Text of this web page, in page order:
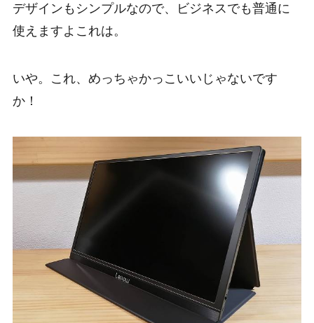
デザインもシンプルなので、ビジネスでも普通に
使えますよこれは。
いや。これ、めっちゃかっこいいじゃないです
か！